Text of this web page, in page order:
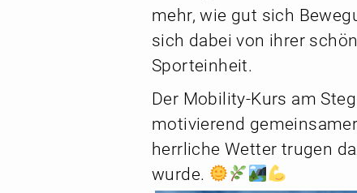
mehr, wie gut sich
sich dabei von ihrer
Sporteinheit.
Der Mobility-Kurs am
motivierend
herrliche Wetter trugen
wurde.